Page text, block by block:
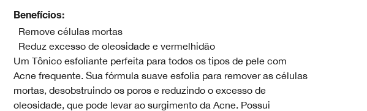
Benefícios:
Remove células mortas
Reduz excesso de oleosidade e vermelhidão
Um Tônico esfoliante perfeita para todos os tipos de pele com
Acne frequente. Sua fórmula suave esfolia para remover as células
mortas, desobstruindo os poros e reduzindo o excesso de
oleosidade, que pode levar ao surgimento da Acne. Possui